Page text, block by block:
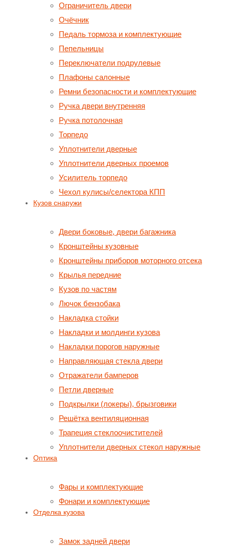
Ограничитель двери
Очёчник
Педаль тормоза и комплектующие
Пепельницы
Переключатели подрулевые
Плафоны салонные
Ремни безопасности и комплектующие
Ручка двери внутренняя
Ручка потолочная
Торпедо
Уплотнители дверные
Уплотнители дверных проемов
Усилитель торпедо
Чехол кулисы/селектора КПП
Кузов снаружи
Двери боковые, двери багажника
Кронштейны кузовные
Кронштейны приборов моторного отсека
Крылья передние
Кузов по частям
Лючок бензобака
Накладка стойки
Накладки и молдинги кузова
Накладки порогов наружные
Направляющая стекла двери
Отражатели бамперов
Петли дверные
Подкрылки (локеры), брызговики
Решётка вентиляционная
Трапеция стеклоочистителей
Уплотнители дверных стекол наружные
Оптика
Фары и комплектующие
Фонари и комплектующие
Отделка кузова
Замок задней двери